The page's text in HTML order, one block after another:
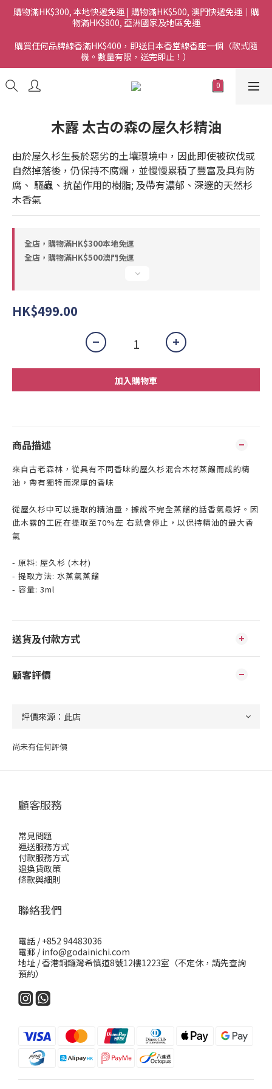
購物滿HK$300, 本地快遞免運 | 購物滿HK$500, 澳門快遞免運｜購
物滿HK$800, 亞洲國家及地區免運
購買任何品牌線香滿HK$400，即送日本香堂線香座一個（款式隨
機。數量有限，送完即止！）
木露 太古の森の屋久杉精油
由於屋久杉生長於惡劣的土壤環境中，因此即使被砍伐或
自然掉落後，仍保持不腐爛，並慢慢累積了豐富及具有防
腐、 驅蟲、抗菌作用的樹脂; 及帶有濃郁、深邃的天然杉
木香氣
全店，購物滿HK$300本地免運
全店，購物滿HK$500澳門免運
HK$499.00
加入購物車
商品描述
來自古老森林，從具有不同香味的屋久杉混合木材蒸餾而成的精
油，帶有獨特而深厚的香味
從屋久杉中可以提取的精油量，據說不完全蒸餾的話香氣最好。因
此木露的工匠在提取至70%左 右就會停止，以保持精油的最大香
氣
- 原料: 屋久杉 (木材)
- 提取方法: 水蒸氣蒸餾
- 容量: 3ml
送貨及付款方式
顧客評價
尚未有任何評價
顧客服務
常見問題
運送服務方式
付款服務方式
退換貨政策
條款與細則
聯絡我們
電話 / +852 94483036
電郵 / info@godainichi.com
地址 / 香港銅鑼灣希慎道8號12樓1223室（不定休，請先查詢
預約）